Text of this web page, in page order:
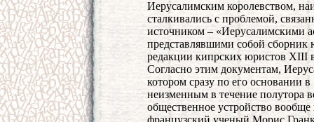
Иерусалимским королевством,
сталкивались с проблемой,
источником – «Иерусалимскими
представлявшими собой
редакции кипрских юристов XIII
Согласно этим документам,
котором сразу по его основании
неизменным в течение полутора
общественное устройство